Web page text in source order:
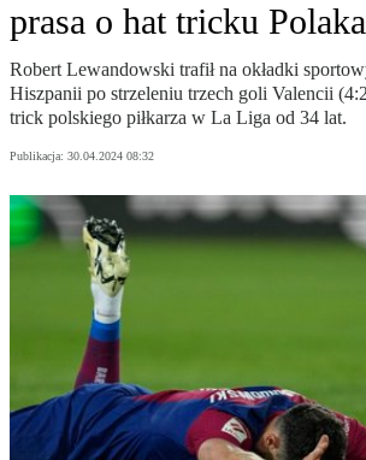
prasa o hat tricku Polaka
Robert Lewandowski trafił na okładki
Hiszpanii po strzeleniu trzech goli Valencii
trick polskiego piłkarza w La Liga od 34 lat.
Publikacja: 30.04.2024 08:32